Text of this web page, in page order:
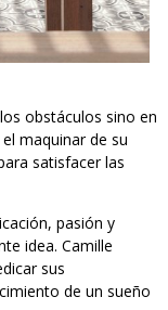
obstáculos sino en
maquinar de su
satisfacer las
pasión y
idea. Camille
sus
de un sueño